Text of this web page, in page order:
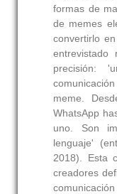
formas de
de memes
convertirlo
entrevistado
precisión:
meme.
WhatsApp
uno. Son
lenguaje'
2018). Esta
creadores